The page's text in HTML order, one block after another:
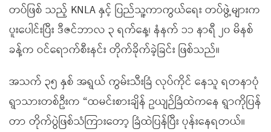
တပ်ဖြစ် သည့် KNLA နှင့် ပြည်သူ့ကာကွယ်ရေး တပ်ဖွဲ့များက
ပူးပေါင်းပြီး ဒီဇင်ဘာလ ၃ ရက်နေ့၊ နံနက် ၁၁ နာရီ ၂၀ မိနစ်
ခန့်က ဝင်ရောက်စီးနင်း တိုက်ခိုက်ခဲ့ခြင်း ဖြစ်သည်။
အသက် ၃၅ နှစ် အရွယ် ကွမ်းသီးခြံ လုပ်ကိုင် နေသူ ရတနာပုံ
ရွာသားတစ်ဦးက “ထမင်းစားချိန် ဥယျဉ်ခြံထဲကနေ ရွာကိုပြန်
တာ တိုက်ပွဲဖြစ်သံကြားတော့ ခြံထဲပြန်ပြီး ပုန်းနေရတယ်။